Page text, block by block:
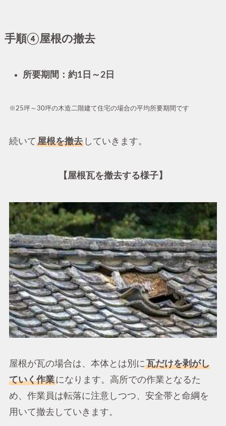
手順④屋根の撤去
所要期間：約1日～2日
※25坪～30坪の木造二階建て住宅の場合の平均所要期間です
続いて 屋根を撤去していきます。
【屋根瓦を撤去する様子】
屋根が瓦の場合は、本体とは別に 瓦だけを剥がし
ていく作業になります。高所での作業となるた
め、作業員は転落に注意しつつ、安全帯と命綱を
用いて撤去していきます。